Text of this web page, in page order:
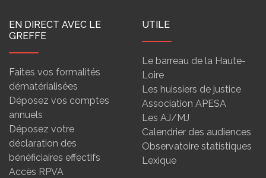
EN DIRECT AVEC LE
GREFFE
Faites vos formalités
dématérialisées
Déposez vos comptes
annuels
Déposez votre
déclaration des
bénéficiaires effectifs
Accès RPVA
UTILE
Le barreau de la Haute-
Loire
Les huissiers de justice
Association APESA
Les AJ/MJ
Calendrier des audiences
Observatoire statistiques
Lexique